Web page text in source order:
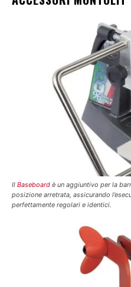
Il Baseboard è un aggiuntivo per la
posizione arretrata, assicurando
perfettamente regolari e identici.